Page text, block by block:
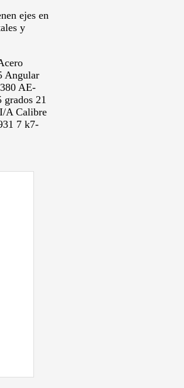
ejes en
y
Angular
AE-
21
A Calibre
7 k7-